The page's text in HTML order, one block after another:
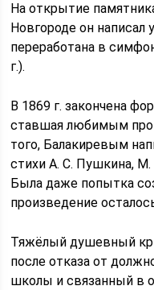
На открытие
Новгороде он написал
переработана в
г.).
В 1869 г. закончена
ставшая любимым
того, Балакиревым
стихи А. С. Пушкина,
Была даже попытка
произведение
Тяжёлый душевный
после отказа от
школы и связанный в